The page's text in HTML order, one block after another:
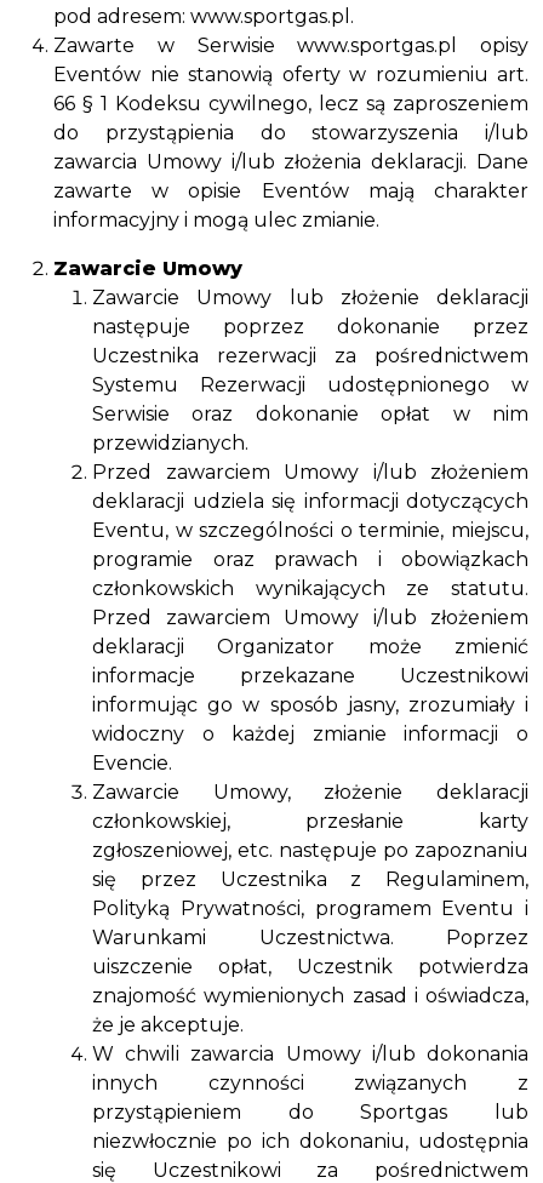
pod adresem: www.sportgas.pl.
Zawarte w Serwisie www.sportgas.pl opisy
Eventów nie stanowią oferty w rozumieniu art.
66 § 1 Kodeksu cywilnego, lecz są zaproszeniem
do przystąpienia do stowarzyszenia i/lub
zawarcia Umowy i/lub złożenia deklaracji. Dane
zawarte w opisie Eventów mają charakter
informacyjny i mogą ulec zmianie.
Zawarcie Umowy
Zawarcie Umowy lub złożenie deklaracji
następuje poprzez dokonanie przez
Uczestnika rezerwacji za pośrednictwem
Systemu Rezerwacji udostępnionego w
Serwisie oraz dokonanie opłat w nim
przewidzianych.
Przed zawarciem Umowy i/lub złożeniem
deklaracji udziela się informacji dotyczących
Eventu, w szczególności o terminie, miejscu,
programie oraz prawach i obowiązkach
członkowskich wynikających ze statutu.
Przed zawarciem Umowy i/lub złożeniem
deklaracji Organizator może zmienić
informacje przekazane Uczestnikowi
informując go w sposób jasny, zrozumiały i
widoczny o każdej zmianie informacji o
Evencie.
Zawarcie Umowy, złożenie deklaracji
członkowskiej, przesłanie karty
zgłoszeniowej, etc. następuje po zapoznaniu
się przez Uczestnika z Regulaminem,
Polityką Prywatności, programem Eventu i
Warunkami Uczestnictwa. Poprzez
uiszczenie opłat, Uczestnik potwierdza
znajomość wymienionych zasad i oświadcza,
że je akceptuje.
W chwili zawarcia Umowy i/lub dokonania
innych czynności związanych z
przystąpieniem do Sportgas lub
niezwłocznie po ich dokonaniu, udostępnia
się Uczestnikowi za pośrednictwem